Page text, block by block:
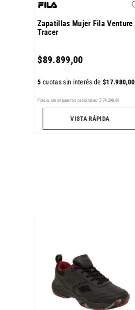
Zapatillas Mujer Fila Venture
Tracer
$89.899,00
5 cuotas sin interés de$17.980,00
Precio sin impuestos nacionales: $ 74 296 ,69
VISTA RÁPIDA